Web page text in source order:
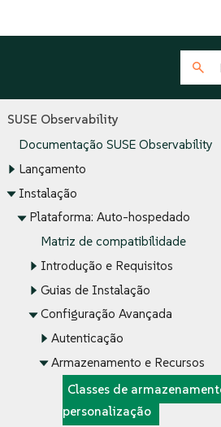
SUSE Observability
Documentação SUSE Observability
Lançamento
Instalação
Plataforma: Auto-hospedado
Matriz de compatibilidade
Introdução e Requisitos
Guias de Instalação
Configuração Avançada
Autenticação
Armazenamento e Recursos
Classes de
personalização